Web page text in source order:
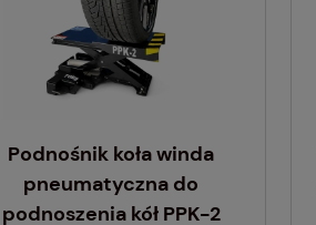
Podnośnik koła winda
pneumatyczna do
podnoszenia kół PPK-2